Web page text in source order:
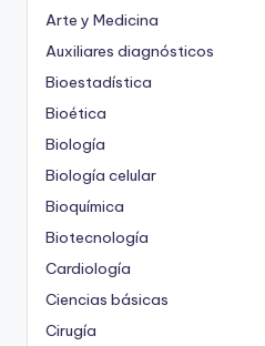
Arte y Medicina
Auxiliares diagnósticos
Bioestadística
Bioética
Biología
Biología celular
Bioquímica
Biotecnología
Cardiología
Ciencias básicas
Cirugía